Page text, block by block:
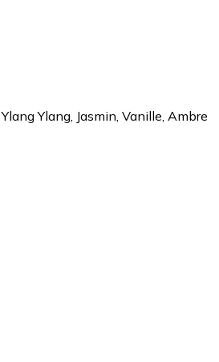
Ylang, Jasmin, Vanille, Ambre